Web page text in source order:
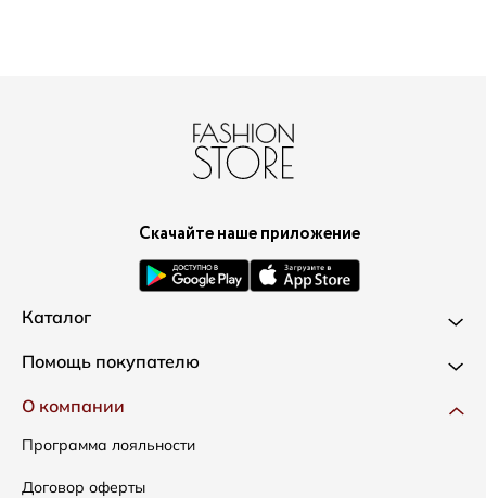
Скачайте наше приложение
Каталог
Новинки
Одежда
Сумки
Аксессуары
Помощь покупателю
Доставка и оплата
Как оформить заказ
Условия возвратов
О компании
Программа лояльности
Договор оферты